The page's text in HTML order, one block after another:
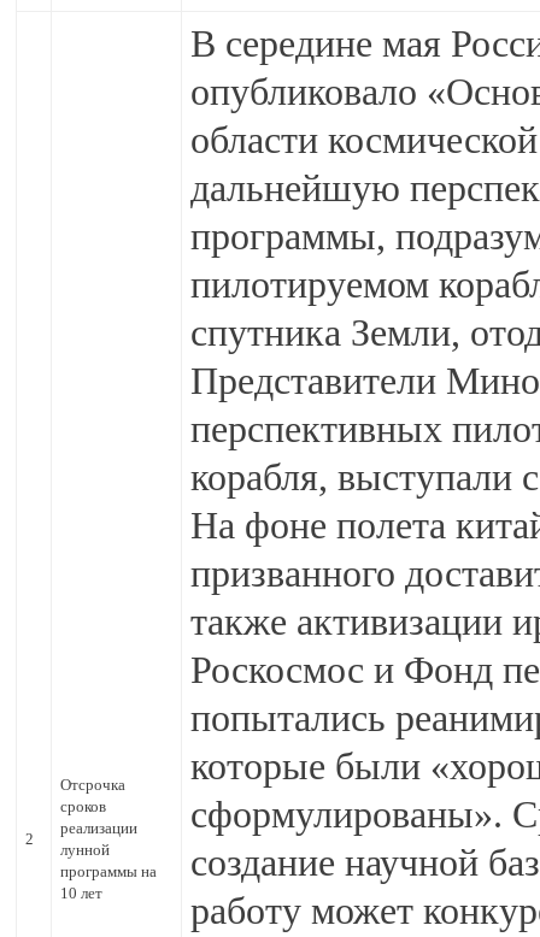
2
Отсрочка
сроков
реализации
лунной
программы на
10 лет
В середине мая
опубликовало
области
дальнейшую
программы,
пилотируемом
спутника Земли,
Представители
перспективных
корабля, выступали
На фоне полета
призванного
также активизации
Роскосмос и Фонд
попытались
которые были
сформулированы».
создание научной
работу может